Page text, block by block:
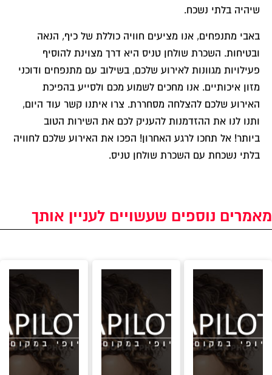
שיהיה בלתי נשכח.
באבי מתנפחים, אנו מציעים חוויה כוללת של כיף, הנאה
ובטיחות. השכרת שולחן טניס היא דרך מצוינת להוסיף
פעילויות מגוונות לאירוע שלכם, בשילוב עם מתנפחים ודוכני
מזון איכותיים. אנו מחכים לשמוע מכם ולסייע בהפיכת
האירוע שלכם להצלחה מסחררת. צרו איתנו קשר עוד היום,
ותנו לנו את ההזדמנות להעניק לכם את השירות הטוב
ביותר! אל תחכו לרגע האחרון! הפכו את האירוע שלכם לחוויה
בלתי נשכחת עם השכרת שולחן טניס.
מאמרים נוספים שעשויים לעניין אותך